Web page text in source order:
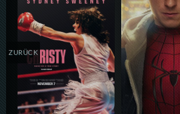
Details,Play Details,Play
ZURÜCK